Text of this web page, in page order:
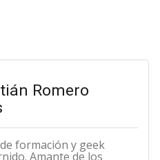
Romero
formación y geek
Amante de los